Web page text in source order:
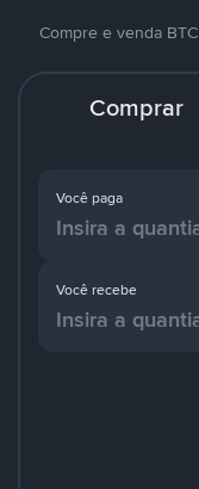
Compre e venda
Comprar
Você paga
Você recebe